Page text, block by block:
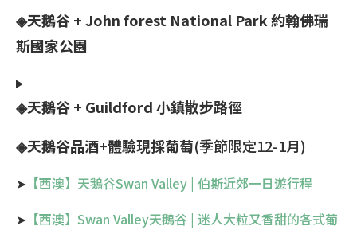
◈天鵝谷 + John forest National Park 約翰佛瑞
斯國家公園
◈天鵝谷 + Guildford 小鎮散步路徑
◈天鵝谷品酒+體驗現採葡萄(季節限定12-1月)
➤ 【西澳】天鵝谷Swan Valley | 伯斯近郊一日遊行程
➤ 【西澳】Swan Valley天鵝谷 | 迷人大粒又香甜的各式葡